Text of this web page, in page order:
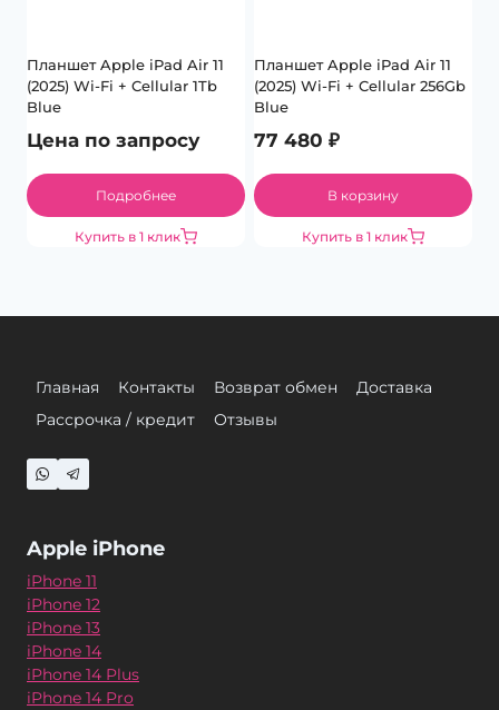
Планшет Apple iPad Air 11
(2025) Wi-Fi + Cellular 1Tb
Blue
Цена по запросу
Подробнее
Купить в 1 клик
Планшет Apple iPad Air 11
(2025) Wi-Fi + Cellular 256Gb
Blue
77 480 ₽
В корзину
Купить в 1 клик
Главная Контакты Возврат обмен
Доставка
Рассрочка / кредит
Отзывы
Apple iPhone
iPhone 11
iPhone 12
iPhone 13
iPhone 14
iPhone 14 Plus
iPhone 14 Pro